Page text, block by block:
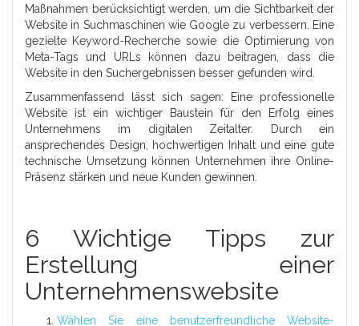
Maßnahmen berücksichtigt werden, um die Sichtbarkeit der
Website in Suchmaschinen wie Google zu verbessern. Eine
gezielte Keyword-Recherche sowie die Optimierung von
Meta-Tags und URLs können dazu beitragen, dass die
Website in den Suchergebnissen besser gefunden wird.
Zusammenfassend lässt sich sagen: Eine professionelle
Website ist ein wichtiger Baustein für den Erfolg eines
Unternehmens im digitalen Zeitalter. Durch ein
ansprechendes Design, hochwertigen Inhalt und eine gute
technische Umsetzung können Unternehmen ihre Online-
Präsenz stärken und neue Kunden gewinnen.
6 Wichtige Tipps zur
Erstellung einer
Unternehmenswebsite
Wählen Sie eine benutzerfreundliche Website-